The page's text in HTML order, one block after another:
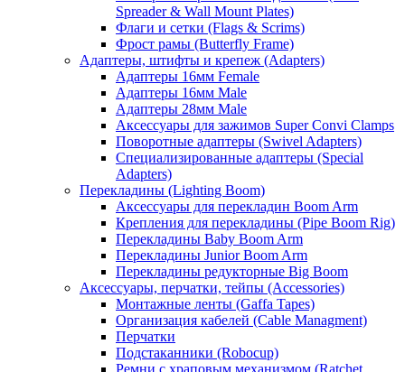
Spreader & Wall Mount Plates)
Флаги и сетки (Flags & Scrims)
Фрост рамы (Butterfly Frame)
Адаптеры, штифты и крепеж (Adapters)
Адаптеры 16мм Female
Адаптеры 16мм Male
Адаптеры 28мм Male
Аксессуары для зажимов Super Convi Clamps
Поворотные адаптеры (Swivel Adapters)
Специализированные адаптеры (Special
Adapters)
Перекладины (Lighting Boom)
Аксессуары для перекладин Boom Arm
Крепления для перекладины (Pipe Boom Rig)
Перекладины Baby Boom Arm
Перекладины Junior Boom Arm
Перекладины редукторные Big Boom
Аксессуары, перчатки, тейпы (Accessories)
Монтажные ленты (Gaffa Tapes)
Организация кабелей (Cable Managment)
Перчатки
Подстаканники (Robocup)
Ремни с храповым механизмом (Ratchet